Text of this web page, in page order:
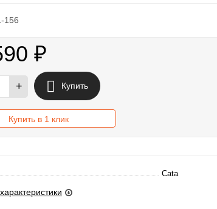
156
₽
+ Купить
Купить в 1 клик
Cata